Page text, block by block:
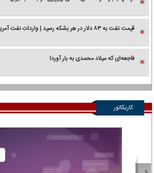
قیمت نفت به ۸۳ دلار در هر بشکه رسید | واردات نفت آمریکا از عربستان صفر شد
فاجعه‌ای که میلاد محمدی به بار آورد!
کاریکاتور